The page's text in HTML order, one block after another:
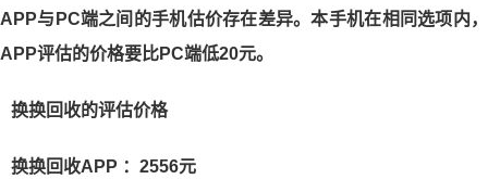
APP与PC端之间的手机估价存在差异。本手机在相同选项内，
APP评估的价格要比PC端低20元。
换换回收的评估价格
换换回收APP ：2556元